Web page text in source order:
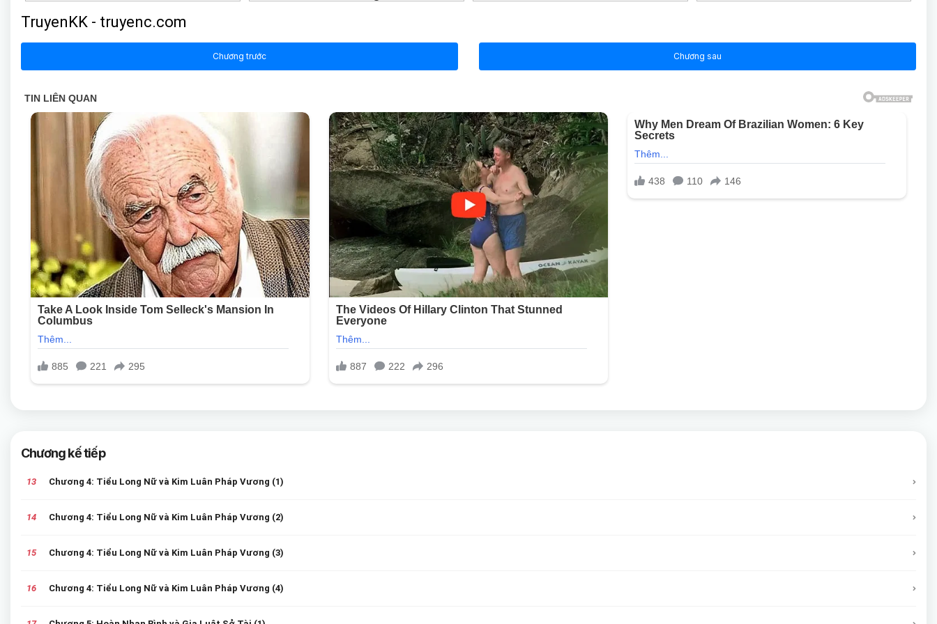
TruyenKK - truyenc.com
Chương trước Chương sau
Chương kế tiếp
13 Chương 4: Tiểu Long Nữ và Kim Luân Pháp Vương (1)
14 Chương 4: Tiểu Long Nữ và Kim Luân Pháp Vương (2)
15 Chương 4: Tiểu Long Nữ và Kim Luân Pháp Vương (3)
16 Chương 4: Tiểu Long Nữ và Kim Luân Pháp Vương (4)